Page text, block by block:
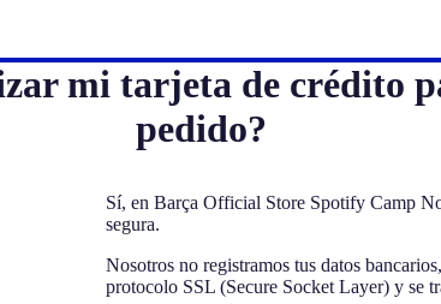
mi tarjeta de crédito
pedido?
Sí, en Barça Official Store Spotify Camp
segura.
Nosotros no registramos tus datos
protocolo SSL (Secure Socket Layer) y se